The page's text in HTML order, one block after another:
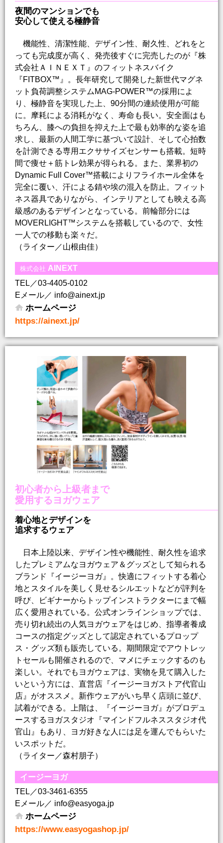
夜間のマンションでも
安心して使える極静音
機能性、清潔性能、デザイン性、耐久性、どれをと
っても完成度が高く、発売後すぐに完売したのが『株
式会社ＡＩＮＥＸＴ』のフィットネスバイク
『FITBOX™️』。長年研究して開発した新世代マグネ
ット負荷調整システムMAG-POWER™️の採用によ
り、極静音を実現した上、90分間の連続使用が可能
に。摩耗による消耗がなく、寿命も長い。安全面はも
ちろん、膝への負担を抑えた上で最も効率的な姿を追
求し、最新の人間工学に基づいて設計、そして心拍数
を計測できる専用エクササイズセンサーも搭載。短時
間で痩せ＋筋トレ効果が得られる。また、業界初の
Dynamic Full Cover™️搭載によりフライホール全体を
完全に覆い、汗による錆や埃の混入を防止。フィット
ネス器具でありながら、インテリアとしても映える高
級感のあるデザインとなっている。前輪部分には
MOVERLIGHT™️システムを搭載しているので、女性
一人での移動も楽々だ。
（ライター／山根由佳）
株式会社 AINEXT
TEL／03-4405-0102
Eメール／ info@ainext.jp
ホームページ
https://ainext.jp/
初心者から上級者まで
愛用するヨガウェア
着心地とデザインを
追求するウェア
日本上陸以来、デザイン性や機能性、耐久性を追求
したプレミアムなヨガウェア＆グッズとして知られる
ブランド『イージーヨガ』。快適にフィットする着心
地とスタイルを美しく見せるシルエットなどが評判を
呼び、ビギナーからトップインストラクターにまで幅
広く愛用されている。公式オンラインショップでは、
売り切れ続出の人気ヨガウェアをはじめ、指導者養成
コースの指定グッズとして認定されているプロップ
ス・グッズ類も販売している。期間限定でアウトレッ
トセールも開催されるので、マメにチェックするのも
楽しい。それでもヨガウェアは、実物を見て購入した
いという方には、直営店『イージーヨガストア代官山
店』がオススメ。新作ウェアがいち早く店頭に並び、
試着ができる。上階は、『イージーヨガ』がプロデュ
ースするヨガスタジオ『マインドフルネススタジオ代
官山』もあり、ヨガ好きな人には足を運んでもらいた
いスポットだ。
（ライター／森村朋子）
イージーヨガ
TEL／03-3461-6355
Eメール／ info@easyoga.jp
ホームページ
https://www.easyogashop.jp/